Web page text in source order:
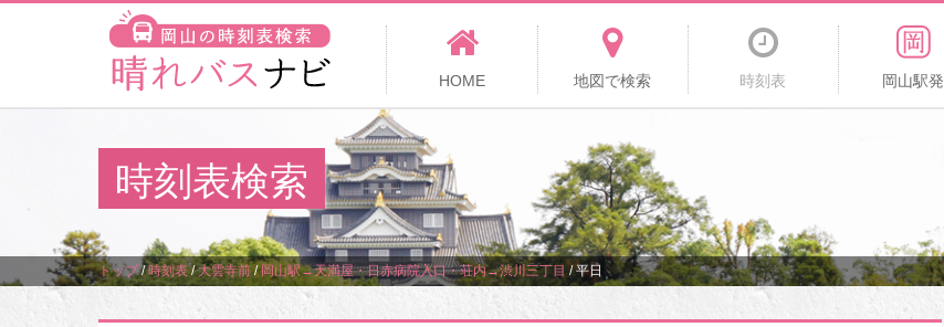
HOME 地図で検索 時刻表 岡山駅発
時刻表検索
トップ/時刻表/大雲寺前/岡山駅→天満屋・日赤病院入口・荘内→渋川三丁目 /平日